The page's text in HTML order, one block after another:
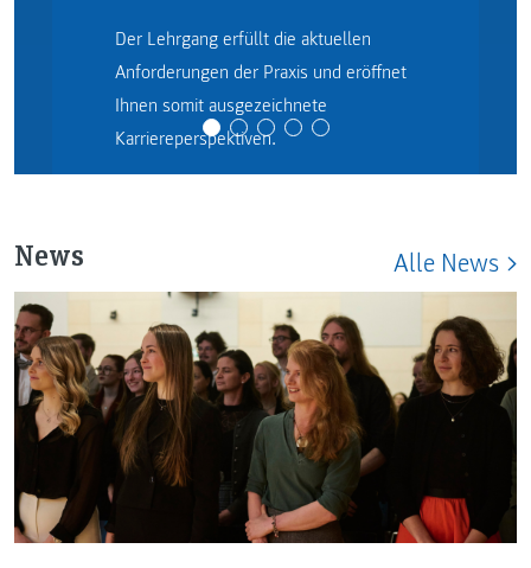
Der Lehrgang erfüllt die aktuellen
Anforderungen der Praxis und eröffnet
Ihnen somit ausgezeichnete
Karriereperspektiven.
News Alle News